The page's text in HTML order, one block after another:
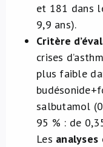
et 181 dans
9,9 ans).
Critère
crises
plus faible
salbutamol
95 % : de
Les analyses